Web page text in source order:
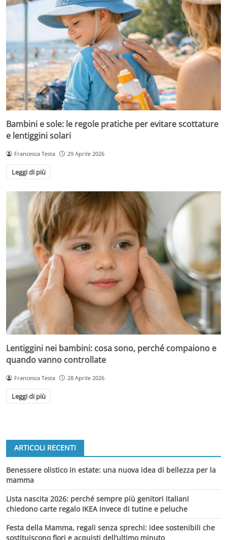
Bambini e sole: le regole pratiche per evitare scottature
e lentiggini solari
Francesca Testa 29 Aprile 2026
Leggi di più
Lentiggini nei bambini: cosa sono, perché compaiono e
quando vanno controllate
Francesca Testa 28 Aprile 2026
Leggi di più
ARTICOLI RECENTI
Benessere olistico in estate: una nuova idea di bellezza per la
mamma
Lista nascita 2026: perché sempre più genitori italiani
chiedono carte regalo IKEA invece di tutine e peluche
Festa della Mamma, regali senza sprechi: idee sostenibili che
sostituiscono fiori e acquisti dell’ultimo minuto